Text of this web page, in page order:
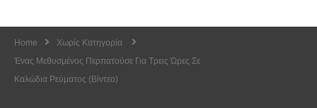
Home
Χωρίς Κατηγορία
Ένας Μεθυσμένος Περπατούσε Για Τρεις Ώρες Σε
Καλώδια Ρεύματος (Βίντεο)